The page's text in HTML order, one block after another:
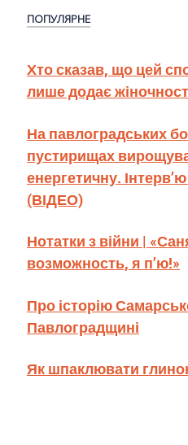
ПОПУЛЯРНЕ
Хто сказав, що цей
лише додає
На павлоградських
пустирищах
енергетичну.
(ВІДЕО)
Нотатки з війни |
возможность, я п’ю!»
Про історію
Павлоградщині
Як шпаклювати